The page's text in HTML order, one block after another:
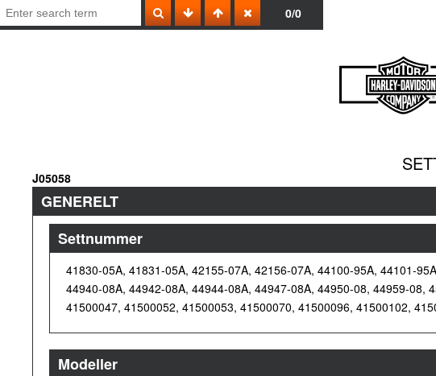
0/0
J05058
GENERELT
Settnummer
41830-05A, 41831-05A, 42155-07A, 42156-07A, 44100-95A, 44101-
44940-08A, 44942-08A, 44944-08A, 44947-08A, 44950-08, 44959-
41500047, 41500052, 41500053, 41500070, 41500096, 41500102,
Modeller